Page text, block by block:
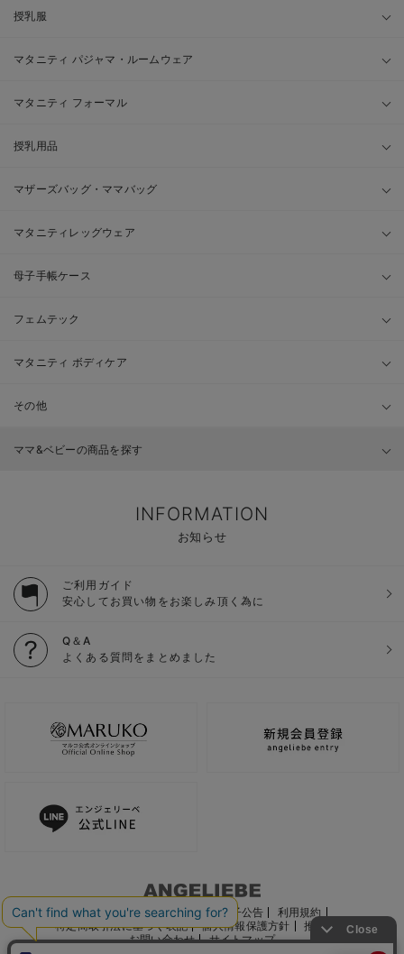
授乳服
マタニティ パジャマ・ルームウェア
マタニティ フォーマル
授乳用品
マザーズバッグ・ママバッグ
マタニティレッグウェア
母子手帳ケース
フェムテック
マタニティ ボディケア
その他
ママ&ベビーの商品を探す
INFORMATION
お知らせ
ご利用ガイド
安心してお買い物をお楽しみ頂く為に
Q＆A
よくある質問をまとめました
ご利用ガイド 会社概要 電子公告
利用規約
特定商取引法に基づく表記
個人情報保護方針
推奨環境
お問い合わせ
サイトマップ